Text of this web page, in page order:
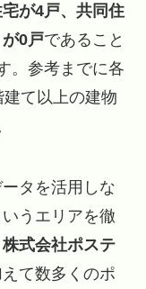
が4戸、共同住
0戸であること
。参考までに各
て以上の建物
タを活用しな
うエリアを徹
株式会社ポステ
て数多くのポ